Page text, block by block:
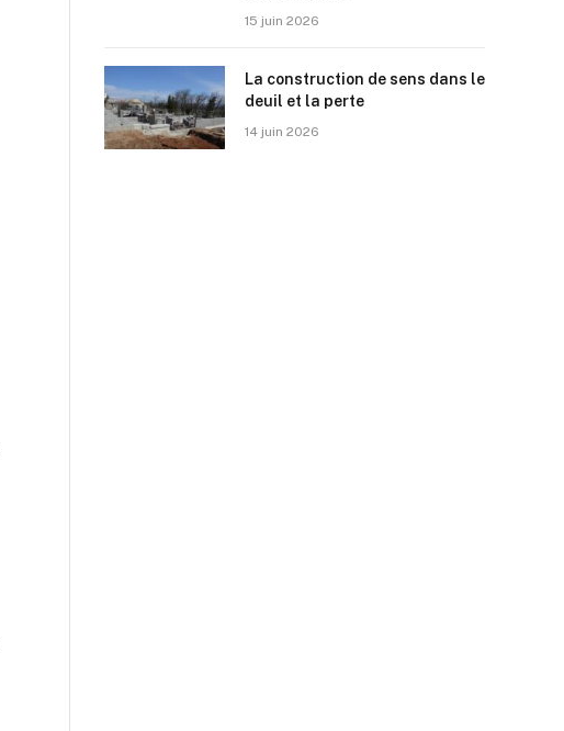
15 juin 2026
La construction de sens dans le
deuil et la perte
14 juin 2026